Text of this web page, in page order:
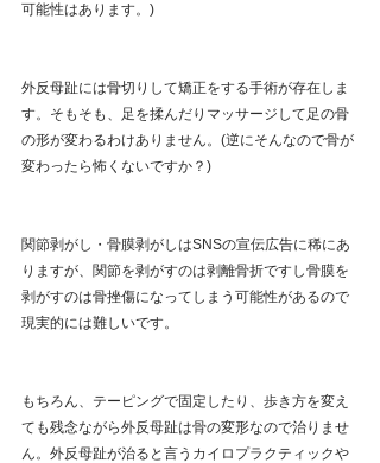
可能性はあります。)
外反母趾には骨切りして矯正をする手術が存在しま
す。そもそも、足を揉んだりマッサージして足の骨
の形が変わるわけありません。(逆にそんなので骨が
変わったら怖くないですか？)
関節剥がし・骨膜剥がしはSNSの宣伝広告に稀にあ
りますが、関節を剥がすのは剥離骨折ですし骨膜を
剥がすのは骨挫傷になってしまう可能性があるので
現実的には難しいです。
もちろん、テーピングで固定したり、歩き方を変え
ても残念ながら外反母趾は骨の変形なので治りませ
ん。外反母趾が治ると言うカイロプラクティックや